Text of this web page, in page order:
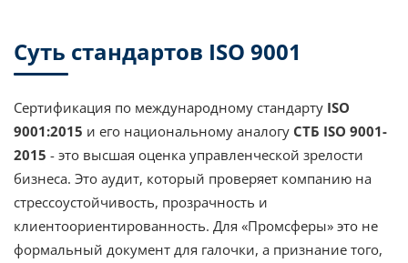
Суть стандартов ISO 9001
Сертификация по международному стандарту ISO
9001:2015 и его национальному аналогу СТБ ISO 9001-
2015 - это высшая оценка управленческой зрелости
бизнеса. Это аудит, который проверяет компанию на
стрессоустойчивость, прозрачность и
клиентоориентированность. Для «Промсферы» это не
формальный документ для галочки, а признание того,